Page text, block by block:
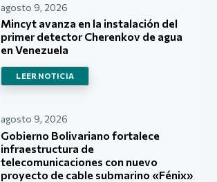
agosto 9, 2026
Mincyt avanza en la instalación del
primer detector Cherenkov de agua
en Venezuela
LEER NOTICIA
agosto 9, 2026
Gobierno Bolivariano fortalece
infraestructura de
telecomunicaciones con nuevo
proyecto de cable submarino «Fénix»